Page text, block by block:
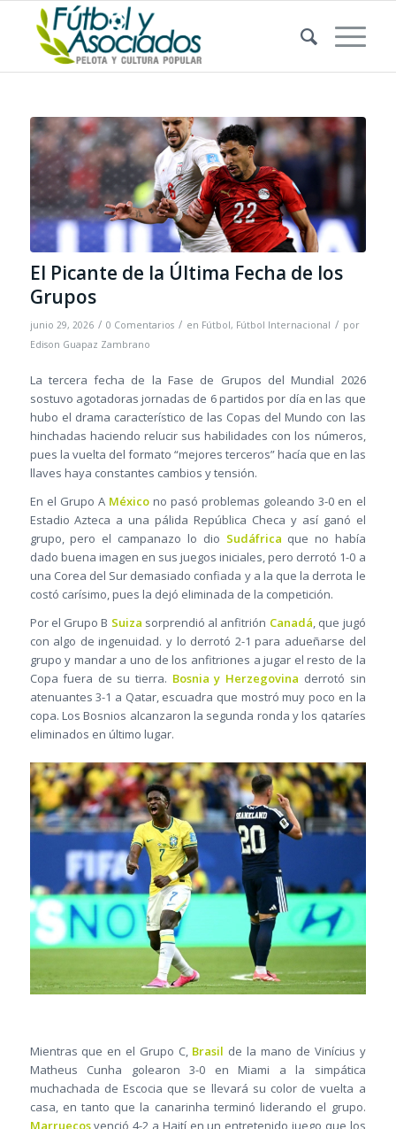
El Picante de la Última Fecha de los
Grupos
junio 29, 2026 / 0 Comentarios / en Fútbol, Fútbol Internacional / por
Edison Guapaz Zambrano
La tercera fecha de la Fase de Grupos del Mundial 2026
sostuvo agotadoras jornadas de 6 partidos por día en las que
hubo el drama característico de las Copas del Mundo con las
hinchadas haciendo relucir sus habilidades con los números,
pues la vuelta del formato “mejores terceros” hacía que en las
llaves haya constantes cambios y tensión.
En el Grupo A Méxicono pasó problemas goleando 3-0 en el
Estadio Azteca a una pálida República Checa y así ganó el
grupo, pero el campanazo lo dio Sudáfrica que no había
dado buena imagen en sus juegos iniciales, pero derrotó 1-0 a
una Corea del Sur demasiado confiada y a la que la derrota le
costó carísimo, pues la dejó eliminada de la competición.
Por el Grupo B Suiza sorprendió al anfitrión Canadá, que jugó
con algo de ingenuidad. y lo derrotó 2-1 para adueñarse del
grupo y mandar a uno de los anfitriones a jugar el resto de la
Copa fuera de su tierra. Bosnia y Herzegovina derrotó sin
atenuantes 3-1 a Qatar, escuadra que mostró muy poco en la
copa. Los Bosnios alcanzaron la segunda ronda y los qataríes
eliminados en último lugar.
Mientras que en el Grupo C, Brasil de la mano de Vinícius y
Matheus Cunha golearon 3-0 en Miami a la simpática
muchachada de Escocia que se llevará su color de vuelta a
casa, en tanto que la canarinha terminó liderando el grupo.
Marruecosvenció 4-2 a Haití en un entretenido juego que los